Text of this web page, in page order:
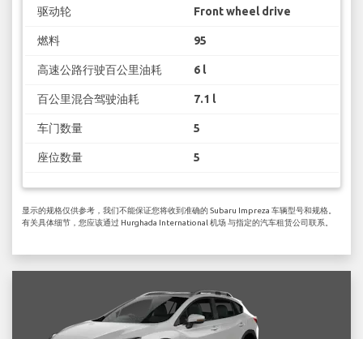
驱动轮 Front wheel drive
燃料 95
高速公路行驶百公里油耗 6 l
百公里混合驾驶油耗 7.1 l
车门数量 5
座位数量 5
显示的规格仅供参考，我们不能保证您将收到准确的 Subaru Impreza 车辆型号和规格。
有关具体细节，您应该通过 Hurghada International 机场 与指定的汽车租赁公司联系。